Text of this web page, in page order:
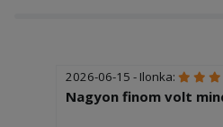
2026-06-15 - Ilonka:
Nagyon finom volt